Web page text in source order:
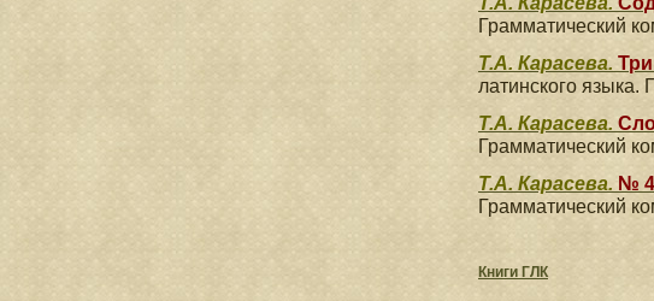
Грамматический
Т.А. Карасева.
латинского языка.
Т.А. Карасева.
Грамматический
Т.А. Карасева. №
Грамматический
Книги ГЛК